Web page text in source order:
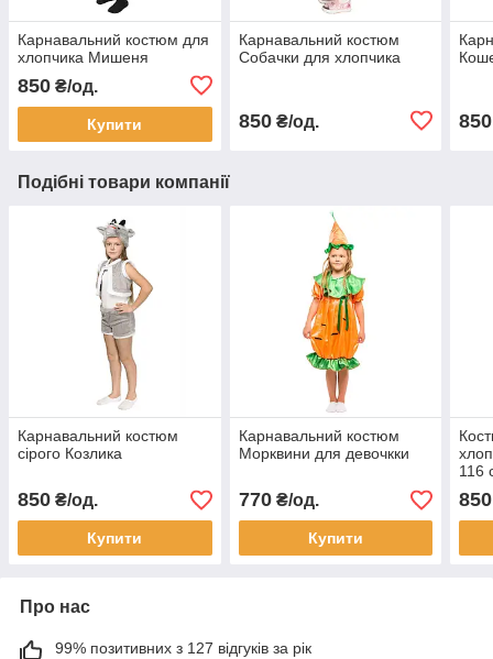
Карнавальний костюм для
хлопчика Мишеня
850 ₴/од.
Купити
Карнавальний костюм
Собачки для хлопчика
850₴/од. 850
Подібні товари компанії
Карнавальний костюм
сірого Козлика
850 ₴/од.
Купити
Карнавальний костюм
Морквини для девочкки
770₴/од.
Купити
116
850
Про нас
99% позитивних з 127 відгуків за рік